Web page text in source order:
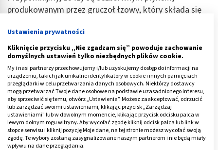
produkowanym przez gruczoł łzowy, który składa się
Podstawowym zadaniem łez jest nawilżanie,
odżywianie oraz odkażanie gałki ocznej. U pacjentów z
hemolakrią idiopatyczną płyn łzowy, poza
wymienionymi wyżej składnikami, zawiera także krew
niewiadomego pochodzenia.
Jeśli jednak wyciek krwawych łez z oczu ma uchwytną
przyczynę, innymi słowy da się ustalić pochodzenie krwi
w płynie łzowym, to hemolakria sama w sobie jest
objawem innego schorzenia.
Ustawienia prywatności
Kliknięcie przycisku „Nie zgadzam się” powoduje zachowanie
domyślnych ustawień tylko niezbędnych plików cookie.
My i nasi partnerzy przechowujemy i/lub uzyskujemy dostęp do informacji na
urządzeniu, takich jak unikalne identyfikatory w cookie i innych pamięciach
przeglądarki w celu przetwarzania danych osobowych. Niektórzy dostawcy
mogą przetwarzać Twoje dane osobowe na podstawie uzasadnionego interesu,
aby sprzeciwić się temu, otwórz „Ustawienia”. Możesz zaakceptować, odrzucić
lub zarządzać swoimi ustawieniami, klikając przycisk „Zarządzaj
ustawieniami” lub w dowolnym momencie, klikając przycisk odcisku palca w
lewym dolnym rogu witryny. Aby wycofać zgodę kliknij odcisk palca lub link w
stopce serwisu i kliknij pozycję Moje dane, na tej stronie możesz wycofać swoją
zgodę. Te wybory zostaną zasygnalizowane naszym partnerom i nie będą miały
wpływu na dane przeglądania.